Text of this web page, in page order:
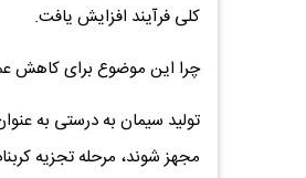
کلی فرآیند افزایش یافت.
چرا این موضوع برای کاهش
تولید سیمان به درستی به